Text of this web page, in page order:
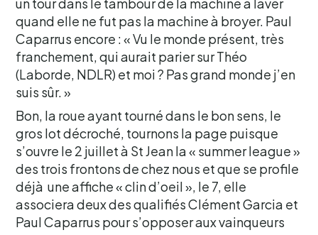
un tour dans le tambour de la machine à laver
quand elle ne fut pas la machine à broyer. Paul
Caparrus encore : « Vu le monde présent, très
franchement, qui aurait parier sur Théo
(Laborde, NDLR) et moi ? Pas grand monde j’en
suis sûr. »
Bon, la roue ayant tourné dans le bon sens, le
gros lot décroché, tournons la page puisque
s’ouvre le 2 juillet à St Jean la « summer league »
des trois frontons de chez nous et que se profile
déjà une affiche « clin d’oeil », le 7, elle
associera deux des qualifiés Clément Garcia et
Paul Caparrus pour s’opposer aux vainqueurs